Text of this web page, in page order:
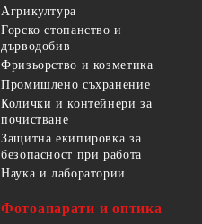
Агрикултура
Горско стопанство и
дърводобив
Фризьорство и козметика
Промишлено съхранение
Колички и контейнери за
почистване
Защитна екипировка за
безопасност при работа
Наука и лаборатории
Фотоапарати и оптика